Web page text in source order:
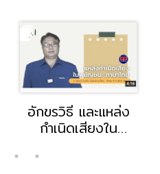
อักขรวิธี และแหล่ง
กำเนิดเสียงใน
โดย อ.สมควร ทอง